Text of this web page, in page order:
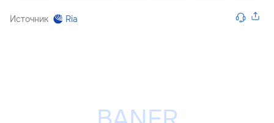
Источник Ria